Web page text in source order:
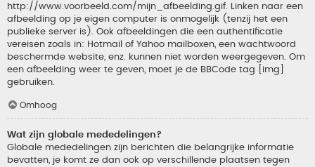
http://www.voorbeeld.com/mijn_afbeelding.gif. Linken naar een
afbeelding op je eigen computer is onmogelijk (tenzij het een
publieke server is). Ook afbeeldingen die een authentificatie
vereisen zoals in: Hotmail of Yahoo mailboxen, een wachtwoord
beschermde website, enz. kunnen niet worden weergegeven. Om
een afbeelding weer te geven, moet je de BBCode tag [img]
gebruiken.
Omhoog
Wat zijn globale mededelingen?
Globale mededelingen zijn berichten die belangrijke informatie
bevatten, je komt ze dan ook op verschillende plaatsen tegen